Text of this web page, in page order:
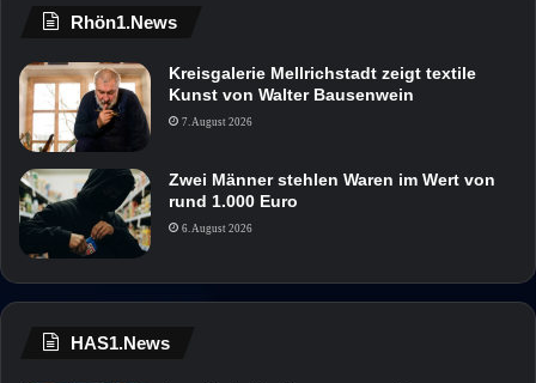
Rhön1.News
Kreisgalerie Mellrichstadt zeigt textile
Kunst von Walter Bausenwein
7. August 2026
Zwei Männer stehlen Waren im Wert von
rund 1.000 Euro
6. August 2026
HAS1.News